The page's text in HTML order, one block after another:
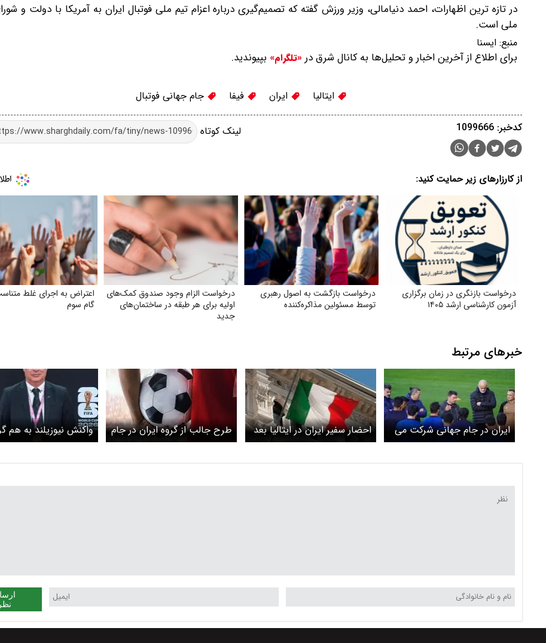
در تازه ترین اظهارات، احمد دنیامالی، وزیر ورزش گفته که تصمیم‌گیری درباره اعزام تیم ملی فوتبال ایران به آمریکا با دولت و
ملی است.
منبع: ايسنا
برای اطلاع از آخرین اخبار و تحلیل‌ها به کانال شرق در «تلگرام» بپیوندید.
ایتالیا ایران فیفا جام جهانی فوتبال
لینک کوتاه کدخبر: 1099666
از کارزارهای زیر حمایت کنید:
درخواست بازنگری در زمان برگزاری
آزمون کارشناسی ارشد ۱۴۰۵
درخواست بازگشت به اصول رهبری
توسط مسئولین مذاکره‌کننده
درخواست الزام وجود صندوق کمک‌های
اولیه برای هر طبقه در ساختمان‌های
جدید
اعتراض به اجرای غلط
گام سوم
خبرهای مرتبط
ایران در جام جهانی شرکت می
کند؟
احضار سفیر ایران در ایتالیا بعد
از پاره کردن عکس مقامات این
طرح جالب از گروه ایران در جام
جهانی
واکنش نیوزیلند به هم
با ایران در جام جهانی ۲۰۲۶
نظر